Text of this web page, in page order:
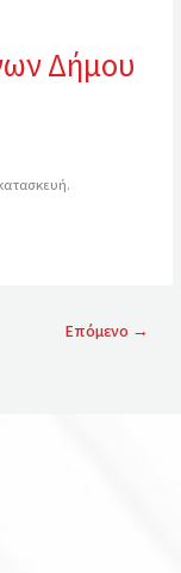
Δήμου
Επόμενο →